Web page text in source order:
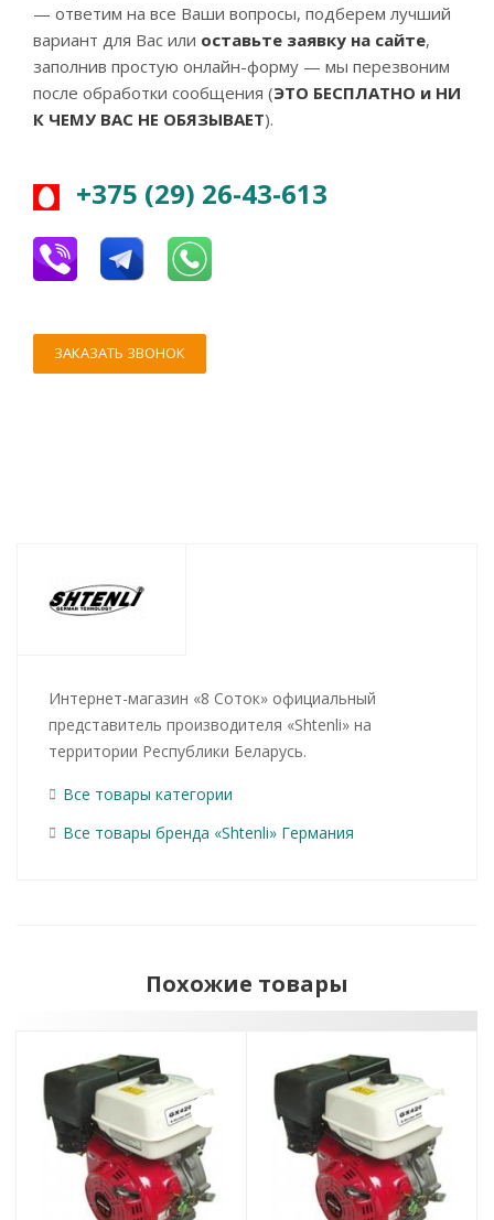
— ответим на все Ваши вопросы, подберем лучший
вариант для Вас или оставьте заявку на сайте,
заполнив простую онлайн-форму — мы перезвоним
после обработки сообщения (ЭТО БЕСПЛАТНО и НИ
К ЧЕМУ ВАС НЕ ОБЯЗЫВАЕТ).
+375 (29) 26-43-613
ЗАКАЗАТЬ ЗВОНОК
Интернет-магазин «8 Соток» официальный
представитель производителя «Shtenli» на
территории Республики Беларусь.
Все товары категории
Все товары бренда «Shtenli» Германия
Похожие товары